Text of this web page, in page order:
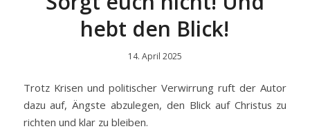
hebt den Blick!
14. April 2025
Trotz Krisen und politischer Verwirrung ruft der Autor
dazu auf, Ängste abzulegen, den Blick auf Christus zu
richten und klar zu bleiben.